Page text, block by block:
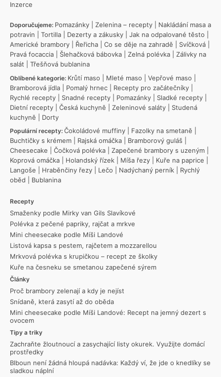
Inzerce
Doporučujeme: Pomazánky Zelenina – recepty
Nakládání masa a
potravin
Tortilla Dezerty a zákusky Jak na odpalované těsto
Americké brambory
Řeřicha Co se děje na zahradě Svíčková
Pravá focaccia
Šlehačková bábovka Zelná polévka
Zálivky na
salát
Třešňová bublanina
Oblíbené kategorie: Krůtí maso Mleté maso Vepřové maso
Bramborová jídla
Pomalý hrnec Recepty pro začátečníky
Rychlé recepty
Snadné recepty Pomazánky Sladké recepty
Dietní recepty
Česká kuchyně Zeleninové saláty
Studená
kuchyně
Dorty
Populární recepty: Čokoládové muffiny Fazolky na smetaně
Buchtičky s krémem
Rajská omáčka Bramborový guláš
Cheesecake
Čočková polévka Zapečené brambory s uzeným
Koprová omáčka
Holandský řízek Míša řezy Kuře na paprice
Langoše
Hraběnčiny řezy Lečo Nadýchaný perník
Rychlý
oběd
Bublanina
Recepty
Smaženky podle Mirky van Gils Slavíkové
Polévka z pečené papriky, rajčat a mrkve
Mini cheesecake podle Míši Landové
Listová kapsa s pestem, rajčetem a mozzarellou
Mrkvová polévka s krupičkou – recept ze školky
Kuře na česneku se smetanou zapečené sýrem
Články
Proč brambory zelenají a kdy je nejíst
Snídaně, která zasytí až do oběda
Mini cheesecake podle Míši Landové: Recept na jemný dezert s
ovocem
Tipy a triky
Zachraňte žloutnoucí a zasychající listy okurek. Využijte domácí
prostředky
Blboun není žádná hloupá nadávka: Každý ví, že jde o knedlíky se
sladkou náplní